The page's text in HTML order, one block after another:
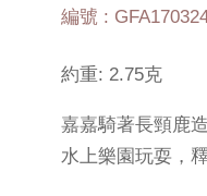
編號 :
約重: 2.75克
嘉嘉騎著長頸鹿
水上樂園玩耍，